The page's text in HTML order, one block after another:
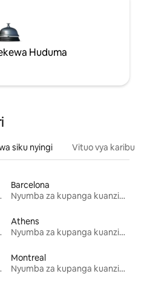
Huduma
siku nyingi Vituo vya karibu
mmoja
Barcelona
Nyumba za kupanga kuanzia mwezi mmoja
mmoja
Athens
Nyumba za kupanga kuanzia mwezi mmoja
mmoja
Montreal
Nyumba za kupanga kuanzia mwezi mmoja